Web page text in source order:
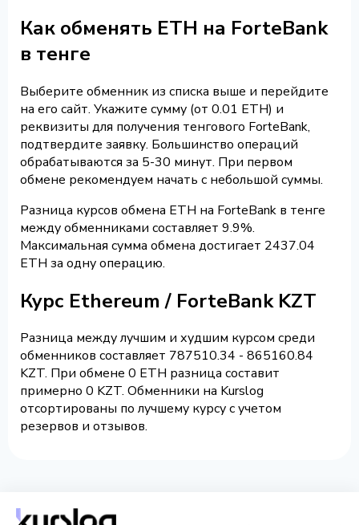
Как обменять ETH на ForteBank
в тенге
Выберите обменник из списка выше и перейдите
на его сайт. Укажите сумму (от 0.01 ETH) и
реквизиты для получения тенгового ForteBank,
подтвердите заявку. Большинство операций
обрабатываются за 5-30 минут. При первом
обмене рекомендуем начать с небольшой суммы.
Разница курсов обмена ETH на ForteBank в тенге
между обменниками составляет 9.9%.
Максимальная сумма обмена достигает 2437.04
ETH за одну операцию.
Курс Ethereum / ForteBank KZT
Разница между лучшим и худшим курсом среди
обменников составляет 787510.34 - 865160.84
KZT. При обмене 0 ETH разница составит
примерно 0 KZT. Обменники на Kurslog
отсортированы по лучшему курсу с учетом
резервов и отзывов.